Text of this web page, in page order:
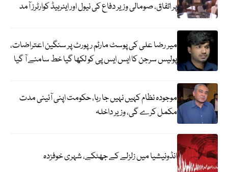
پر اتفاق، صومالی وزیر دفاع کی نیول اور ایئرہیڈ کوارٹرز آمد
میر رضا علی کی پوسٹ مارٹم رپورٹ پر سنگین اعتراضات،
پولیس سرجن کا ایس ایس پی کو لکھا گیا خط سامنے آ گیا
موجودہ نظام کہیں نہیں جا رہا، حکومت اپنی آئینی مدت
مکمل کرے گی، وزیر داخلہ
انڈونیشیا میں زلزلے کے جھٹکے، شہری خوفزدہ